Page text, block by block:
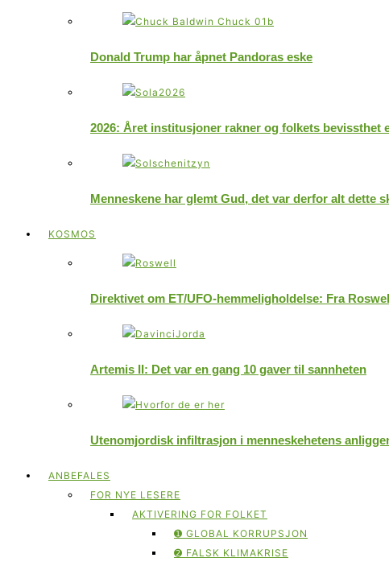
Donald Trump har åpnet Pandoras eske
2026: Året institusjoner rakner og folkets bevissthet
Menneskene har glemt Gud, det var derfor alt dette
KOSMOS
Direktivet om ET/UFO-hemmeligholdelse: Fra
Artemis II: Det var en gang 10 gaver til sannheten
Utenomjordisk infiltrasjon i menneskehetens
ANBEFALES
FOR NYE LESERE
AKTIVERING FOR FOLKET
➊ GLOBAL KORRUPSJON
➋ FALSK KLIMAKRISE